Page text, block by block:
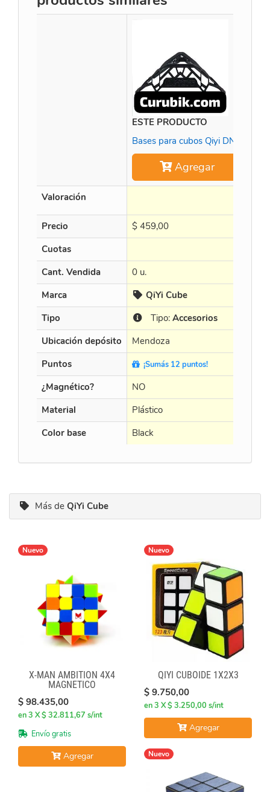
ESTE PRODUCTO
Bases para cubos Qiyi DNA
Agregar
Valoración
Precio $ 459,00
Cuotas
Cant. Vendida 0 u.
Marca QiYi Cube
Tipo
Tipo: Accesorios
Ubicación depósito
Mendoza
Puntos
¡Sumás 12 puntos!
¿Magnético? NO
Material
Plástico
Color base
Black
Más de QiYi Cube
Nuevo
X-MAN AMBITION 4X4
MAGNETICO
$ 98.435,00
en 3 X $ 32.811,67 s/int
Envío gratis
Agregar
Nuevo
QIYI CUBOIDE 1X2X3
$ 9.750,00
en 3 X $ 3.250,00 s/int
Agregar
Nuevo